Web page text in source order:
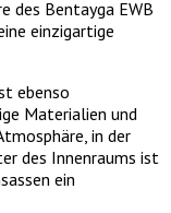
des Bentayga EWB
einzigartige
ebenso
Materialien und
in der
des Innenraums ist
ein